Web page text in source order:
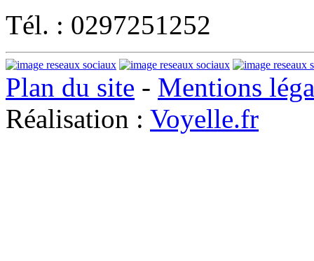
Tél. : 0297251252
Plan du site - Mentions
Réalisation : Voyelle.fr